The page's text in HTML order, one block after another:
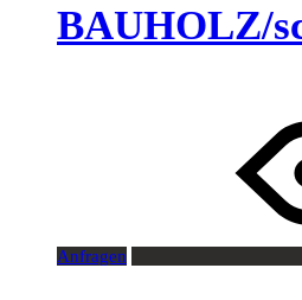
BAUHOLZ/
Anfragen